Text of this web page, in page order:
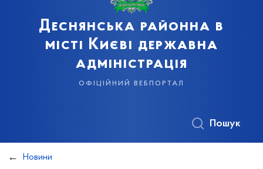
Деснянська районна в
місті Києві державна
адміністрація
офіційний вебпортал
Пошук
Новини